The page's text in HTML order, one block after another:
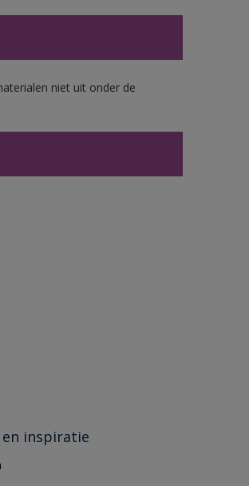
niet uit onder de
en inspiratie